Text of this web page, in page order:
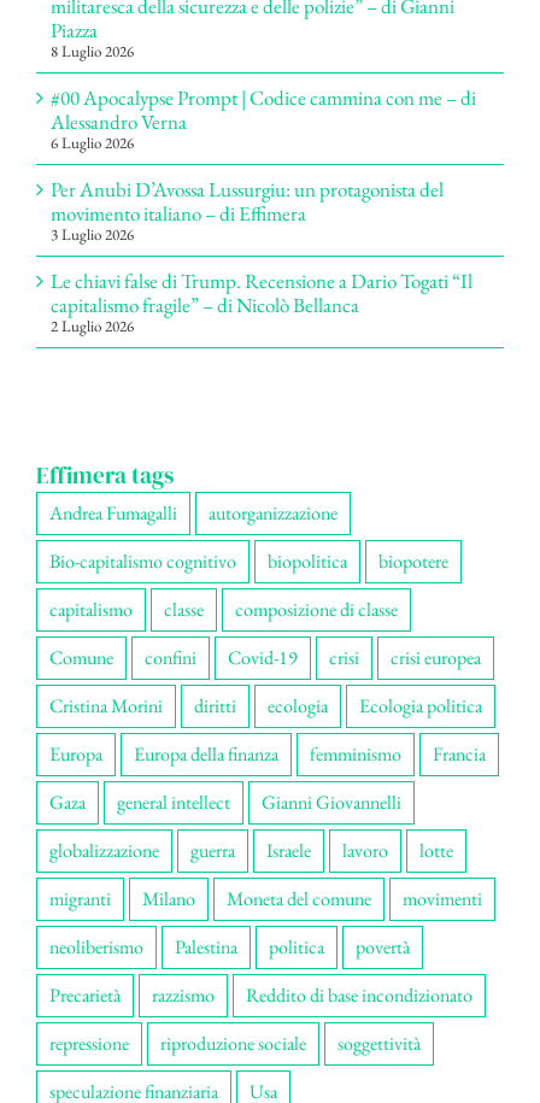
militaresca della sicurezza e delle polizie” – di Gianni
Piazza
8 Luglio 2026
#00 Apocalypse Prompt | Codice cammina con me – di
Alessandro Verna
6 Luglio 2026
Per Anubi D’Avossa Lussurgiu: un protagonista del
movimento italiano – di Effimera
3 Luglio 2026
Le chiavi false di Trump. Recensione a Dario Togati “Il
capitalismo fragile” – di Nicolò Bellanca
2 Luglio 2026
Effimera tags
Andrea Fumagalli
autorganizzazione
Bio-capitalismo cognitivo
biopolitica
biopotere
capitalismo
classe
composizione di classe
Comune
confini Covid-19 crisi
crisi europea
Cristina Morini
diritti ecologia
Ecologia politica
Europa
Europa della finanza femminismo
Francia
Gaza
general intellect
Gianni Giovannelli
globalizzazione
guerra Israele lavoro
lotte
migranti
Milano Moneta del comune
movimenti
neoliberismo
Palestina politica
povertà
Precarietà
razzismo
Reddito di base incondizionato
repressione
riproduzione sociale
soggettività
speculazione finanziaria
Usa